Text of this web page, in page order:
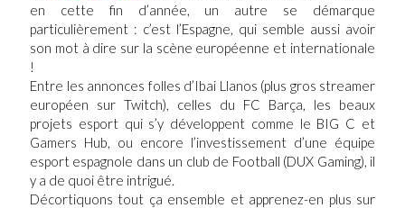
en cette fin d’année, un autre se démarque
particulièrement : c’est l’Espagne, qui semble aussi avoir
son mot à dire sur la scène européenne et internationale
!
Entre les annonces folles d’Ibai Llanos (plus gros streamer
européen sur Twitch), celles du FC Barça, les beaux
projets esport qui s’y développent comme le BIG C et
Gamers Hub, ou encore l’investissement d’une équipe
esport espagnole dans un club de Football (DUX Gaming), il
y a de quoi être intrigué.
Décortiquons tout ça ensemble et apprenez-en plus sur